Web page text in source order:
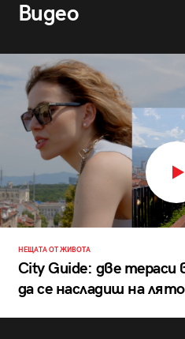
Видео
НЕЩАТА ОТ ЖИВОТА
City Guide: две
да се насладиш на